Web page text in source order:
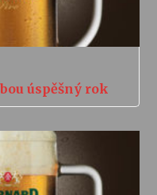
úspěšný rok